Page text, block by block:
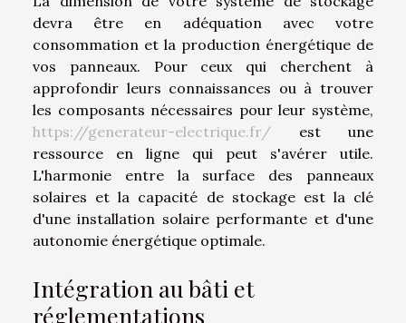
devra être en adéquation avec votre
consommation et la production énergétique de
vos panneaux. Pour ceux qui cherchent à
approfondir leurs connaissances ou à trouver
les composants nécessaires pour leur système,
https://generateur-electrique.fr/ est une
ressource en ligne qui peut s'avérer utile.
L'harmonie entre la surface des panneaux
solaires et la capacité de stockage est la clé
d'une installation solaire performante et d'une
autonomie énergétique optimale.
Intégration au bâti et
réglementations